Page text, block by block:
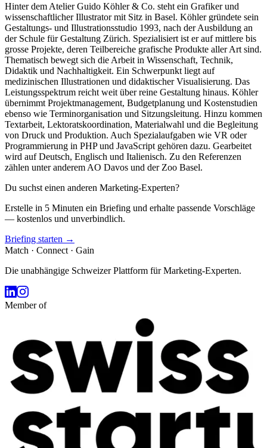
Hinter dem Atelier Guido Köhler & Co. steht ein Grafiker und
wissenschaftlicher Illustrator mit Sitz in Basel. Köhler gründete sein
Gestaltungs- und Illustrationsstudio 1993, nach der Ausbildung an
der Schule für Gestaltung Zürich. Spezialisiert ist er auf mittlere bis
grosse Projekte, deren Teilbereiche grafische Produkte aller Art sind.
Thematisch bewegt sich die Arbeit in Wissenschaft, Technik,
Didaktik und Nachhaltigkeit. Ein Schwerpunkt liegt auf
medizinischen Illustrationen und didaktischer Visualisierung. Das
Leistungsspektrum reicht weit über reine Gestaltung hinaus. Köhler
übernimmt Projektmanagement, Budgetplanung und Kostenstudien
ebenso wie Terminorganisation und Sitzungsleitung. Hinzu kommen
Textarbeit, Lektoratskoordination, Materialwahl und die Begleitung
von Druck und Produktion. Auch Spezialaufgaben wie VR oder
Programmierung in PHP und JavaScript gehören dazu. Gearbeitet
wird auf Deutsch, Englisch und Italienisch. Zu den Referenzen
zählen unter anderem AO Davos und der Zoo Basel.
Du suchst einen anderen Marketing-Experten?
Erstelle in 5 Minuten ein Briefing und erhalte passende Vorschläge
— kostenlos und unverbindlich.
Briefing starten →
Match · Connect · Gain
Die unabhängige Schweizer Plattform für Marketing-Experten.
Member of